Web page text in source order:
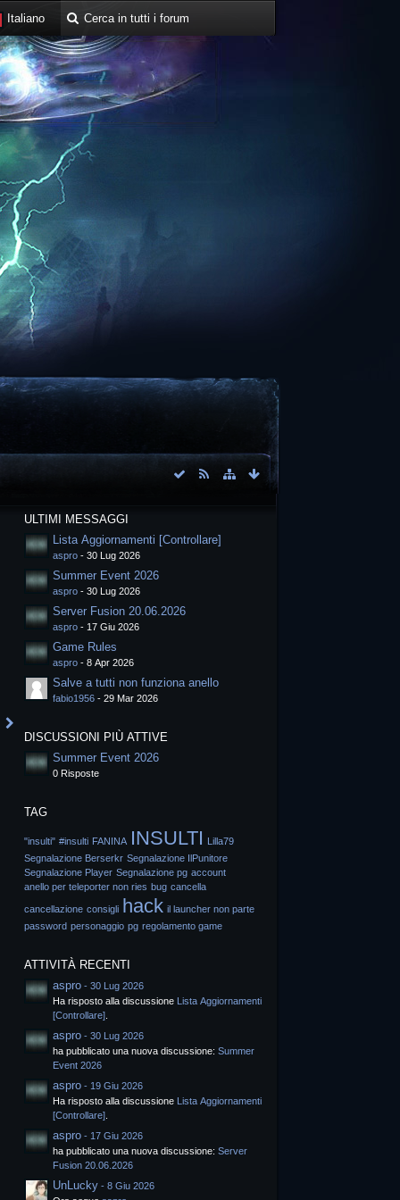
Italiano
ULTIMI MESSAGGI
Lista Aggiornamenti [Controllare]
aspro -30 Lug 2026
Summer Event 2026
aspro -30 Lug 2026
Server Fusion 20.06.2026
aspro - 17 Giu 2026
Game Rules
aspro -8 Apr 2026
Salve a tutti non funziona anello
fabio1956 -29 Mar 2026
DISCUSSIONI PIÙ ATTIVE
Summer Event 2026
0 Risposte
TAG
"insulti" #insulti FANINA INSULTI Lilla79
Segnalazione Berserkr Segnalazione IlPunitore
Segnalazione Player Segnalazione pg account
anello per teleporter non ries bug cancella
cancellazione consigli hack
il launcher non parte
password personaggio pg regolamento game
ATTIVITÀ RECENTI
aspro -30 Lug 2026
Ha risposto alla discussione Lista Aggiornamenti
[Controllare]
aspro -30 Lug 2026
ha pubblicato una nuova discussione:Summer
Event 2026
aspro - 19 Giu 2026
Ha risposto alla discussione Lista Aggiornamenti
[Controllare]
aspro - 17 Giu 2026
ha pubblicato una nuova discussione:Server
Fusion 20.06.2026
UnLucky -8 Giu 2026